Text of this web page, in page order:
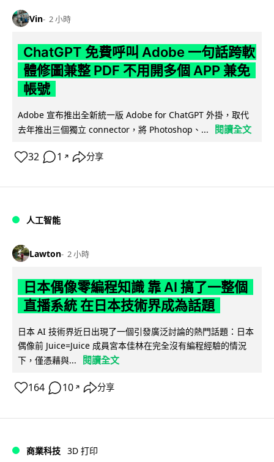
Vin 2 小時
ChatGPT 免費呼叫 Adobe 一句話跨軟
體修圖兼整 PDF 不用開多個 APP 兼免
帳號
Adobe 宣布推出全新統一版 Adobe for ChatGPT 外掛，取代
去年推出三個獨立 connector，將 Photoshop、...
閱讀全文
32 1 ↗ 分享
人工智能
Lawton 2 小時
日本偶像零編程知識 靠 AI 搞了一整個
直播系統 在日本技術界成為話題
日本 AI 技術界近日出現了一個引發廣泛討論的熱門話題：日本
偶像前 Juice=Juice 成員宮本佳林在完全沒有編程經驗的情況
下，僅憑藉與...
閱讀全文
164 10 ↗ 分享
商業科技 3D 打印